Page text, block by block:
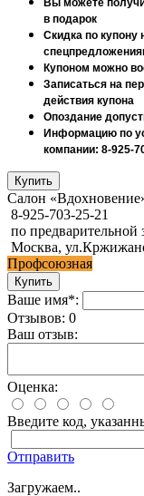
Вы можете
в подарок
Скидка по купону
Купоном можно
Записаться на
действия купона
Опоздание
Информацию по
компании: 8-925-
Салон
8-925-703-25-21
по предварительной
Москва,
Профсоюзная
Ваше имя*:
Отзывов: 0
Ваш отзыв:
Оценка:
Введите код,
Отправить
Загружаем..